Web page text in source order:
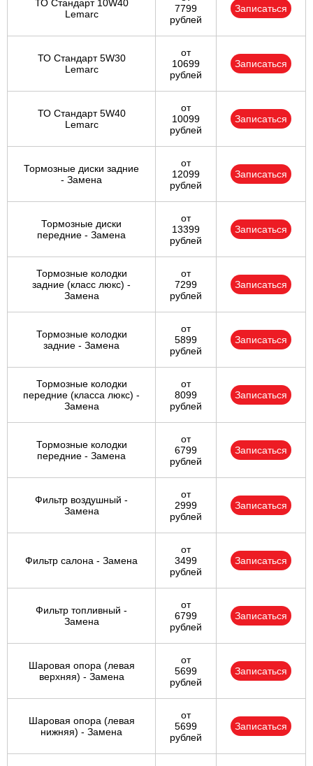
ТО Стандарт 10W40
Lemarc
7799
рублей
Записаться
ТО Стандарт 5W30
Lemarc
от
10699
рублей
Записаться
ТО Стандарт 5W40
Lemarc
от
10099
рублей
Записаться
Тормозные диски задние
- Замена
от
12099
рублей
Записаться
Тормозные диски
передние - Замена
от
13399
рублей
Записаться
Тормозные колодки
задние (класс люкс) -
Замена
от
7299
рублей
Записаться
Тормозные колодки
задние - Замена
от
5899
рублей
Записаться
Тормозные колодки
передние (класса люкс) -
Замена
от
8099
рублей
Записаться
Тормозные колодки
передние - Замена
от
6799
рублей
Записаться
Фильтр воздушный -
Замена
от
2999
рублей
Записаться
Фильтр салона - Замена
от
3499
рублей
Записаться
Фильтр топливный -
Замена
от
6799
рублей
Записаться
Шаровая опора (левая
верхняя) - Замена
от
5699
рублей
Записаться
Шаровая опора (левая
нижняя) - Замена
от
5699
рублей
Записаться